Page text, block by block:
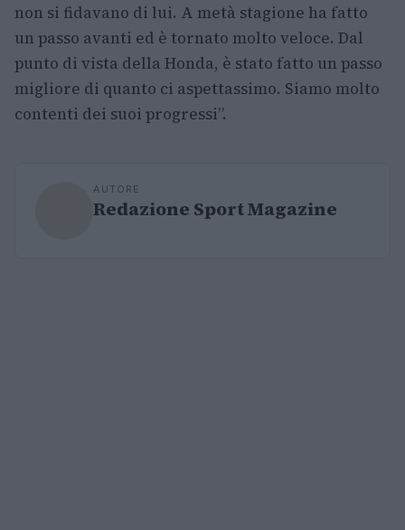
non si fidavano di lui. A metà stagione ha fatto
un passo avanti ed è tornato molto veloce. Dal
punto di vista della Honda, è stato fatto un passo
migliore di quanto ci aspettassimo. Siamo molto
contenti dei suoi progressi”.
AUTORE
Redazione Sport Magazine